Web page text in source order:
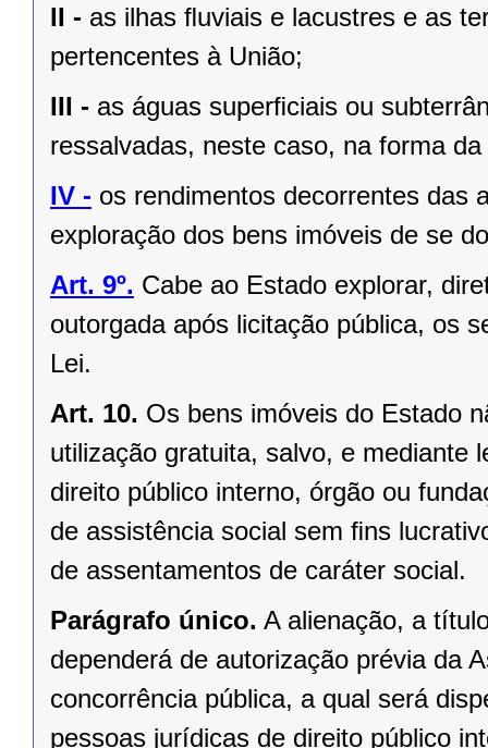
II - as ilhas ﬂuviais e lacustres e as
pertencentes à União;
III - as águas superﬁciais ou
ressalvadas, neste caso, na forma
IV - os rendimentos decorrentes das
exploração dos bens imóveis de se
Art. 9º. Cabe ao Estado explorar,
outorgada após licitação pública, os
Lei.
Art. 10. Os bens imóveis do Estado
utilização gratuita, salvo, e mediante
direito público interno, órgão ou
de assistência social sem ﬁns
de assentamentos de caráter social.
Parágrafo único. A alienação, a
dependerá de autorização prévia da
concorrência pública, a qual será
pessoas jurídicas de direito público